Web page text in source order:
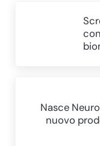
Nasce
nuovo